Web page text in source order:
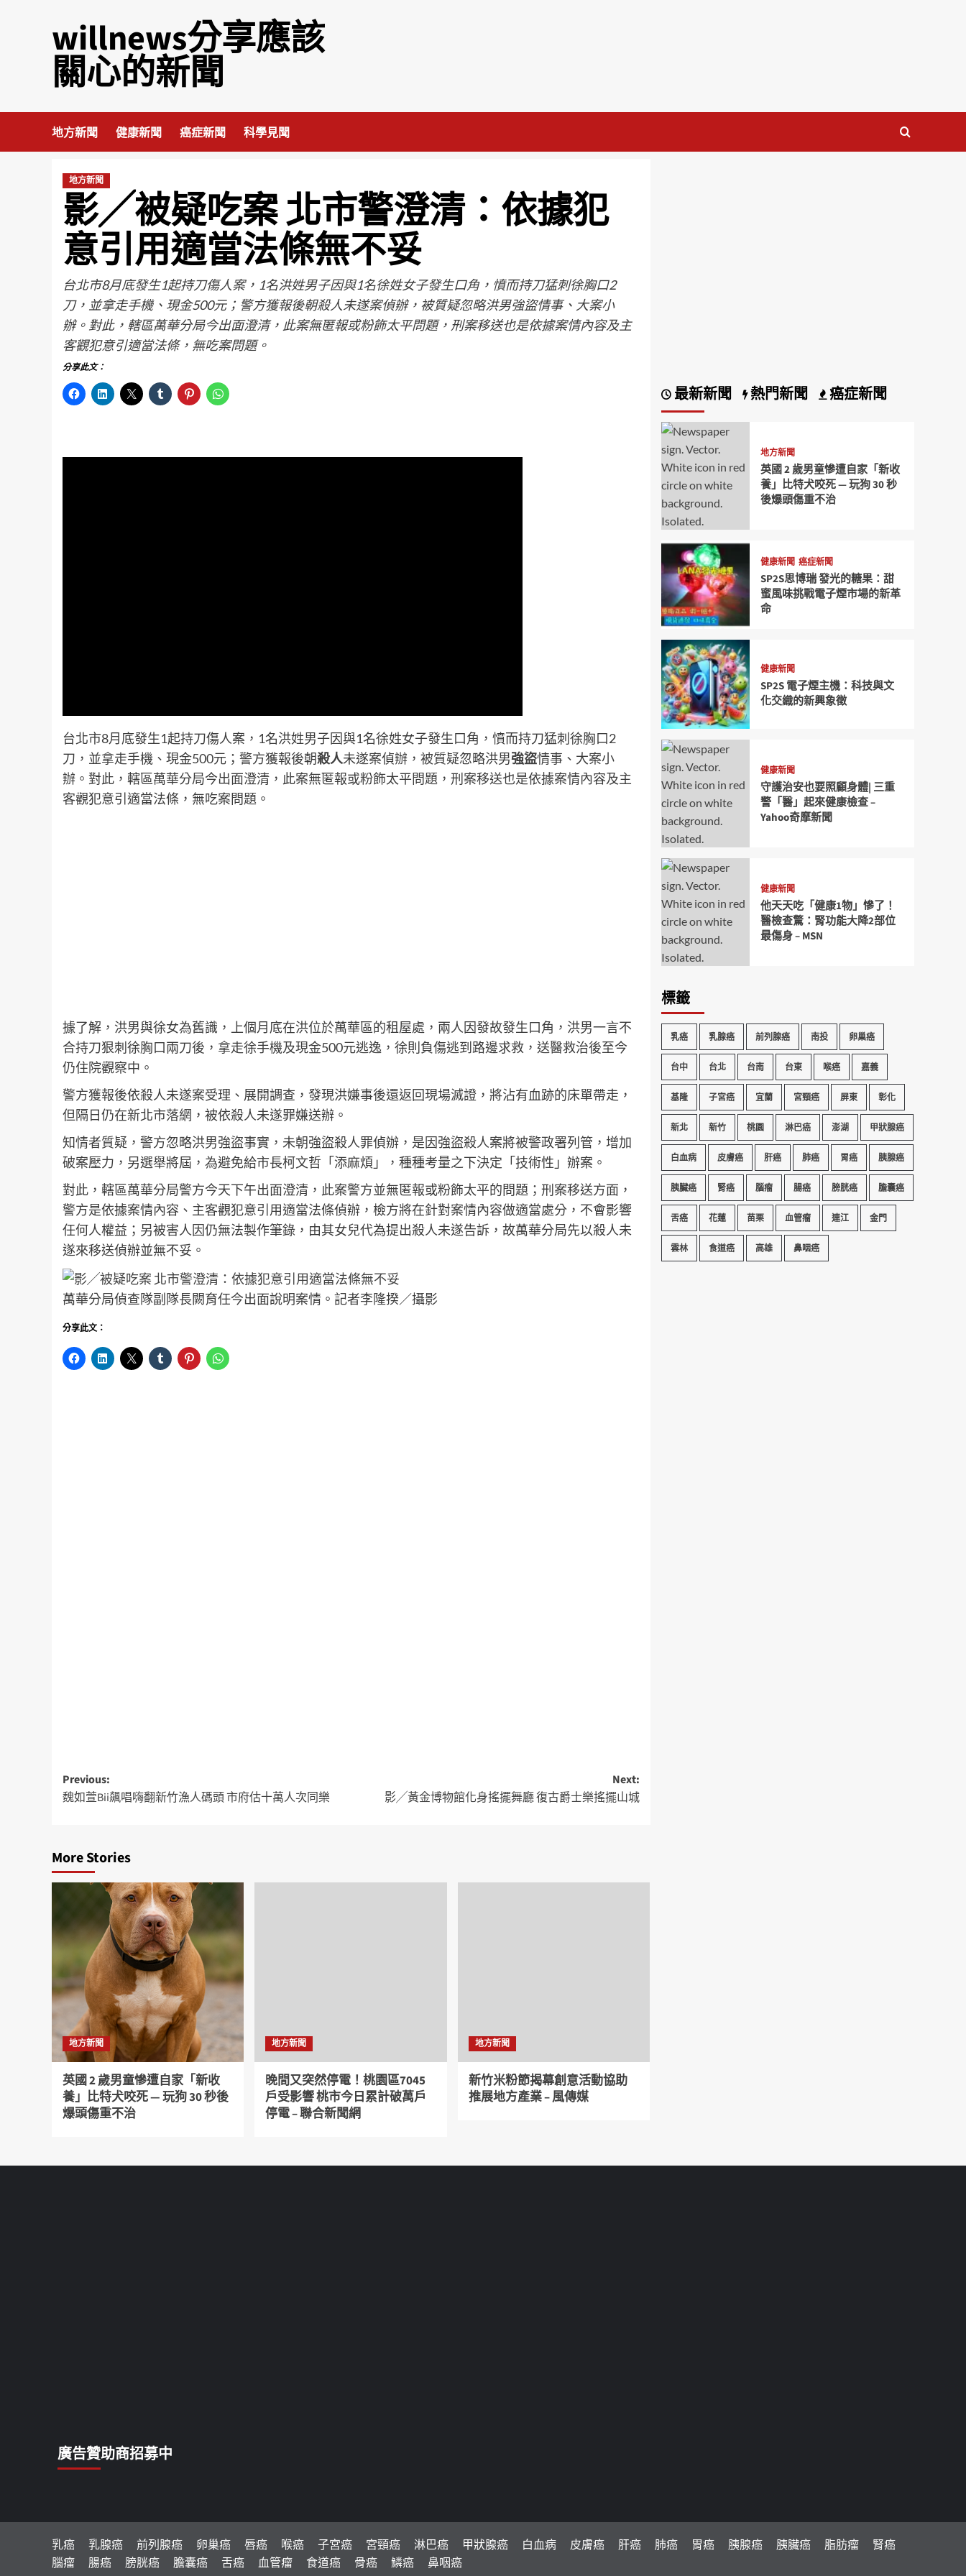
willnews分享應該
關心的新聞
地方新聞 健康新聞 癌症新聞 科學見聞
地方新聞
影╱被疑吃案 北市警澄清：依據犯
意引用適當法條無不妥
台北市8月底發生1起持刀傷人案，1名洪姓男子因與1名徐姓女子發生口角，憤而持刀猛刺徐胸口2
刀，並拿走手機、現金500元；警方獲報後朝殺人未遂案偵辦，被質疑忽略洪男強盜情事、大案小
辦。對此，轄區萬華分局今出面澄清，此案無匿報或粉飾太平問題，刑案移送也是依據案情內容及主
客觀犯意引適當法條，無吃案問題。
分享此文：
台北市8月底發生1起持刀傷人案，1名洪姓男子因與1名徐姓女子發生口角，憤而持刀猛刺徐胸口2
刀，並拿走手機、現金500元；警方獲報後朝殺人未遂案偵辦，被質疑忽略洪男強盜情事、大案小
辦。對此，轄區萬華分局今出面澄清，此案無匿報或粉飾太平問題，刑案移送也是依據案情內容及主
客觀犯意引適當法條，無吃案問題。
據了解，洪男與徐女為舊識，上個月底在洪位於萬華區的租屋處，兩人因發故發生口角，洪男一言不
合持刀狠刺徐胸口兩刀後，拿走徐手機及現金500元逃逸，徐則負傷逃到路邊求救，送醫救治後至今
仍住院觀察中。
警方獲報後依殺人未遂案受理、展開調查，發現洪嫌事後還返回現場滅證，將沾有血跡的床單帶走，
但隔日仍在新北市落網，被依殺人未遂罪嫌送辦。
知情者質疑，警方忽略洪男強盜事實，未朝強盜殺人罪偵辦，是因強盜殺人案將被警政署列管，增加
破案壓力，另選舉將屆，為避免給市長柯文哲「添麻煩」，種種考量之下決定「技術性」辦案。
對此，轄區萬華分局警方今天下午出面澄清，此案警方並無匿報或粉飾太平的問題；刑案移送方面，
警方是依據案情內容、主客觀犯意引用適當法條偵辦，檢方將在針對案情內容做適當處分，不會影響
任何人權益；另被害人因仍無法製作筆錄，由其女兒代為提出殺人未遂告訴，故萬華分局先以殺人未
遂來移送偵辦並無不妥。
萬華分局偵查隊副隊長闕育任今出面說明案情。記者李隆揆／攝影
分享此文：
Previous:
魏如萱Bii飆唱嗨翻新竹漁人碼頭 市府估十萬人次同樂
Next:
影╱黃金博物館化身搖擺舞廳 復古爵士樂搖擺山城
More Stories
地方新聞
英國 2 歲男童慘遭自家「新收
養」比特犬咬死 — 玩狗 30 秒後
爆頭傷重不治
地方新聞
晚間又突然停電！桃園區7045
戶受影響 桃市今日累計破萬戶
停電 – 聯合新聞網
地方新聞
新竹米粉節揭幕創意活動協助
推展地方產業 – 風傳媒
最新新聞 熱門新聞 癌症新聞
地方新聞
英國 2 歲男童慘遭自家「新收
養」比特犬咬死 — 玩狗 30 秒
後爆頭傷重不治
健康新聞 癌症新聞
SP2S思博瑞 發光的糖果：甜
蜜風味挑戰電子煙市場的新革
命
健康新聞
SP2S 電子煙主機：科技與文
化交織的新興象徵
健康新聞
守護治安也要照顧身體| 三重
警「醫」起來健康檢查 –
Yahoo奇摩新聞
健康新聞
他天天吃「健康1物」慘了！
醫檢查驚：腎功能大降2部位
最傷身 – MSN
標籤
乳癌 乳腺癌 前列腺癌 南投 卵巢癌
台中 台北 台南 台東 喉癌 嘉義
基隆 子宮癌 宜蘭 宮頸癌 屏東 彰化
新北 新竹 桃園 淋巴癌 澎湖 甲狀腺癌
白血病 皮膚癌 肝癌 肺癌 胃癌 胰腺癌
胰臟癌 腎癌 腦瘤 腸癌 膀胱癌 膽囊癌
舌癌 花蓮 苗栗 血管瘤 連江 金門
雲林 食道癌 高雄 鼻咽癌
廣告贊助商招募中
乳癌 乳腺癌 前列腺癌 卵巢癌 唇癌 喉癌 子宮癌 宮頸癌 淋巴癌 甲狀腺癌 白血病 皮膚癌 肝癌 肺癌 胃癌 胰腺癌 胰臟癌 脂肪瘤
腎癌
腦瘤
腸癌 膀胱癌 膽囊癌 舌癌 血管瘤 食道癌 骨癌 鱗癌 鼻咽癌